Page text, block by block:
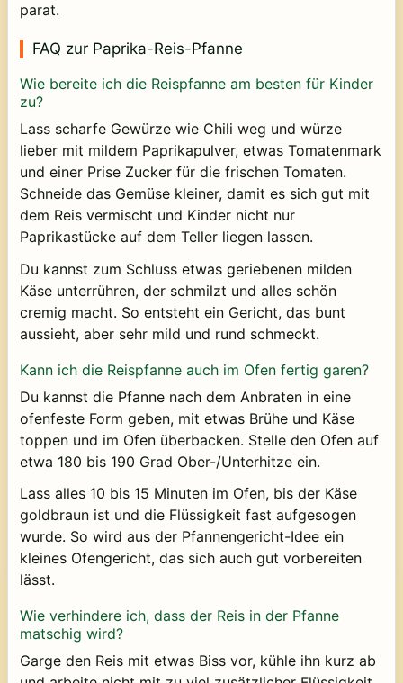
parat.
FAQ zur Paprika-Reis-Pfanne
Wie bereite ich die Reispfanne am besten für Kinder
zu?
Lass scharfe Gewürze wie Chili weg und würze
lieber mit mildem Paprikapulver, etwas Tomatenmark
und einer Prise Zucker für die frischen Tomaten.
Schneide das Gemüse kleiner, damit es sich gut mit
dem Reis vermischt und Kinder nicht nur
Paprikastücke auf dem Teller liegen lassen.
Du kannst zum Schluss etwas geriebenen milden
Käse unterrühren, der schmilzt und alles schön
cremig macht. So entsteht ein Gericht, das bunt
aussieht, aber sehr mild und rund schmeckt.
Kann ich die Reispfanne auch im Ofen fertig garen?
Du kannst die Pfanne nach dem Anbraten in eine
ofenfeste Form geben, mit etwas Brühe und Käse
toppen und im Ofen überbacken. Stelle den Ofen auf
etwa 180 bis 190 Grad Ober-/Unterhitze ein.
Lass alles 10 bis 15 Minuten im Ofen, bis der Käse
goldbraun ist und die Flüssigkeit fast aufgesogen
wurde. So wird aus der Pfannengericht-Idee ein
kleines Ofengericht, das sich auch gut vorbereiten
lässt.
Wie verhindere ich, dass der Reis in der Pfanne
matschig wird?
Garge den Reis mit etwas Biss vor, kühle ihn kurz ab